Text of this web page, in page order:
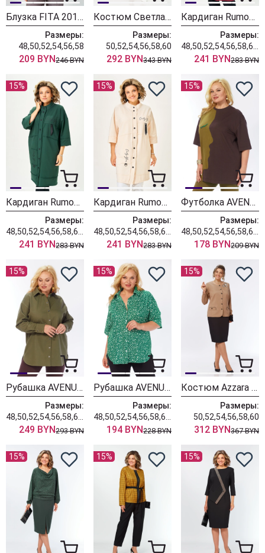
Блузка FITA 20181
Размеры:
48,50,52,54,56,58
209 BYN246 BYN
Костюм Светлана-Стиль 2380 розовый
Размеры:
50,52,54,56,58,60
292 BYN343 BYN
Кардиган Rumoda 2019 бордовый
Размеры:
241 BYN283 BYN
15%
Кардиган Rumoda 2019 темно-зеленый
Размеры:
241 BYN283 BYN
15%
Кардиган Rumoda 2019 экрю
Размеры:
241 BYN283 BYN
15%
Футболка AVENUE 0339-1
Размеры:
178 BYN209 BYN
15%
Рубашка AVENUE 0321-3
Размеры:
249 BYN293 BYN
15%
Рубашка AVENUE 0354-1
Размеры:
194 BYN228 BYN
15%
Костюм Azzara 10090
Размеры:
50,52,54,56,58,60
312 BYN367 BYN
15% 15% 15%